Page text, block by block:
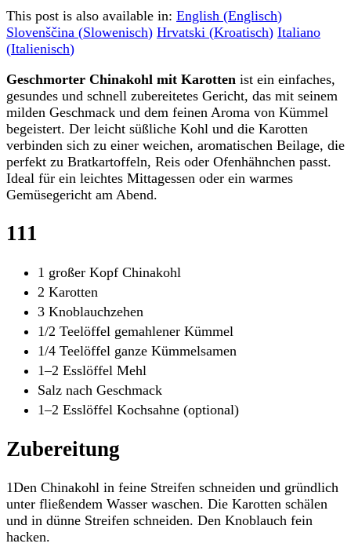
This post is also available in: English (Englisch)
Slovenščina (Slowenisch) Hrvatski (Kroatisch) Italiano
(Italienisch)
Geschmorter Chinakohl mit Karotten ist ein einfaches,
gesundes und schnell zubereitetes Gericht, das mit seinem
milden Geschmack und dem feinen Aroma von Kümmel
begeistert. Der leicht süßliche Kohl und die Karotten
verbinden sich zu einer weichen, aromatischen Beilage, die
perfekt zu Bratkartoffeln, Reis oder Ofenhähnchen passt.
Ideal für ein leichtes Mittagessen oder ein warmes
Gemüsegericht am Abend.
111
1 großer Kopf Chinakohl
2 Karotten
3 Knoblauchzehen
1/2 Teelöffel gemahlener Kümmel
1/4 Teelöffel ganze Kümmelsamen
1–2 Esslöffel Mehl
Salz nach Geschmack
1–2 Esslöffel Kochsahne (optional)
Zubereitung
1Den Chinakohl in feine Streifen schneiden und gründlich
unter fließendem Wasser waschen. Die Karotten schälen
und in dünne Streifen schneiden. Den Knoblauch fein
hacken.